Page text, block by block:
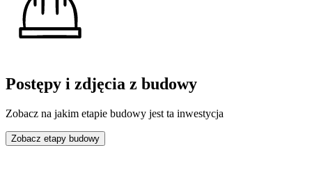
Postępy i zdjęcia z budowy
Zobacz na jakim etapie budowy jest ta inwestycja
Zobacz etapy budowy